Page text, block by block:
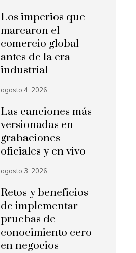
Los imperios que
marcaron el
comercio global
antes de la era
industrial
agosto 4, 2026
Las canciones más
versionadas en
grabaciones
oficiales y en vivo
agosto 3, 2026
Retos y beneficios
de implementar
pruebas de
conocimiento cero
en negocios